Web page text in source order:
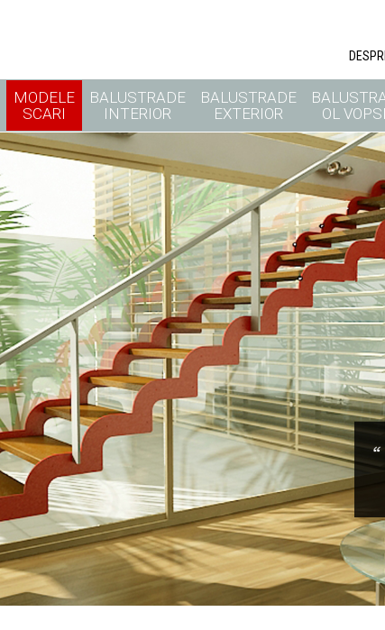
MODELE
SCARI
BALUSTRADE
INTERIOR
BALUSTRADE
EXTERIOR
OL